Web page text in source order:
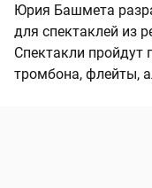
Юрия Башмета
для спектаклей из
Спектакли пройдут
тромбона, флейты,